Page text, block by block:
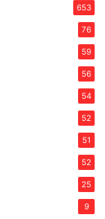
653
76
59
56
54
52
51
52
25
9